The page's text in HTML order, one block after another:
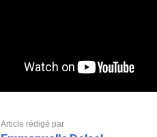
Article rédigé par